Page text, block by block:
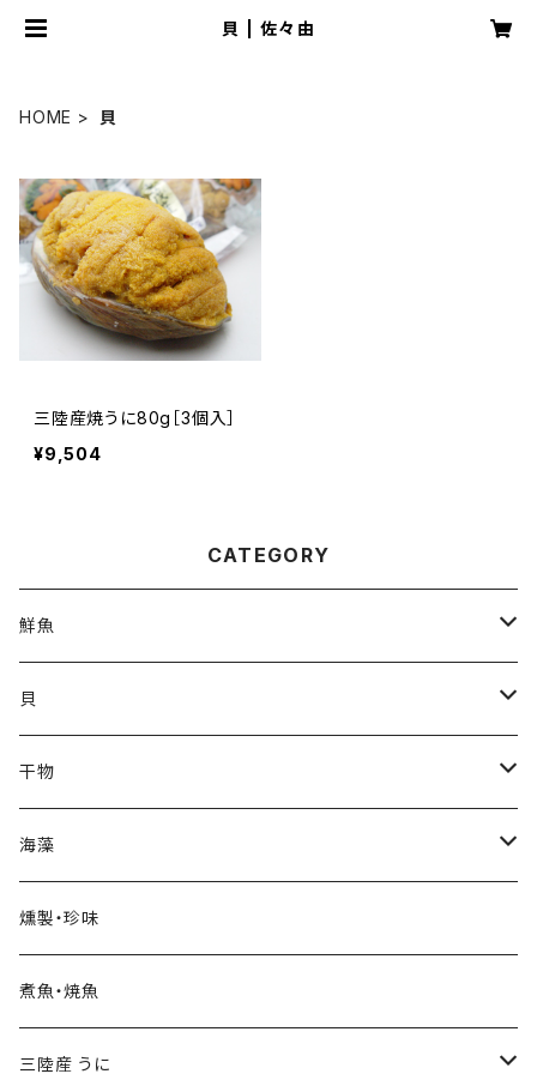
貝 | 佐々由
HOME 貝
三陸産焼うに80g［3個入］
¥9,504
CATEGORY
鮮魚
宮古トラウトサーモン
三陸産 秋鮭
三陸産 秋鮭
三陸産 サンマ
三陸産 スルメイカ
三陸産 天然ヒラメ
三陸産 天然ママス
貝
三陸産 活ほたて
三陸産 活ほや
三陸産 殻付き牡蠣（カキ）
干物
三陸産 ホッケ
丸干したら
真イカ一夜干し
メロード
海藻
三陸産 生わかめ
三陸産 生刻みめかぶ
三陸産 塩蔵わかめ
燻製・珍味
煮魚・焼魚
三陸産 うに